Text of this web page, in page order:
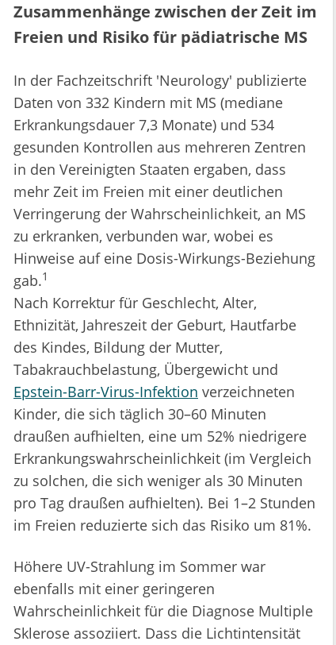
Zusammenhänge zwischen der Zeit im
Freien und Risiko für pädiatrische MS
In der Fachzeitschrift 'Neurology' publizierte
Daten von 332 Kindern mit MS (mediane
Erkrankungsdauer 7,3 Monate) und 534
gesunden Kontrollen aus mehreren Zentren
in den Vereinigten Staaten ergaben, dass
mehr Zeit im Freien mit einer deutlichen
Verringerung der Wahrscheinlichkeit, an MS
zu erkranken, verbunden war, wobei es
Hinweise auf eine Dosis-Wirkungs-Beziehung
gab.1
Nach Korrektur für Geschlecht, Alter,
Ethnizität, Jahreszeit der Geburt, Hautfarbe
des Kindes, Bildung der Mutter,
Tabakrauchbelastung, Übergewicht und
Epstein-Barr-Virus-Infektion verzeichneten
Kinder, die sich täglich 30–60 Minuten
draußen aufhielten, eine um 52% niedrigere
Erkrankungswahrscheinlichkeit (im Vergleich
zu solchen, die sich weniger als 30 Minuten
pro Tag draußen aufhielten). Bei 1–2 Stunden
im Freien reduzierte sich das Risiko um 81%.
Höhere UV-Strahlung im Sommer war
ebenfalls mit einer geringeren
Wahrscheinlichkeit für die Diagnose Multiple
Sklerose assoziiert. Dass die Lichtintensität